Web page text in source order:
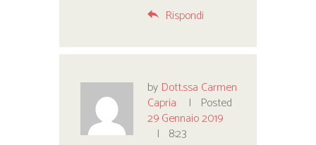
Rispondi
by Dott.ssa Carmen
Capria
Posted
29 Gennaio 2019
8:23